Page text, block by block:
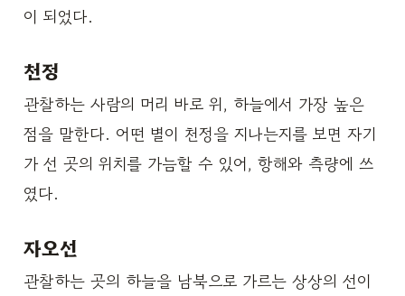
이 되었다.
천정
관찰하는 사람의 머리 바로 위, 하늘에서 가장 높은
점을 말한다. 어떤 별이 천정을 지나는지를 보면 자기
가 선 곳의 위치를 가늠할 수 있어, 항해와 측량에 쓰
였다.
자오선
관찰하는 곳의 하늘을 남북으로 가르는 상상의 선이